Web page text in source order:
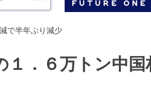
で半年ぶり減少
１．６万トン中国